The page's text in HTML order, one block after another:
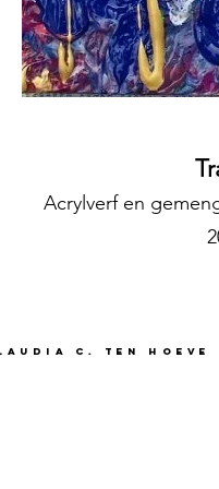
Acrylverf en
C. ten Hoeve